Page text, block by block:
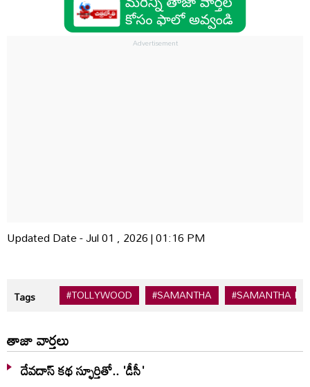
Updated Date - Jul 01 , 2026 | 01:16 PM
Tags #TOLLYWOOD #SAMANTHA #SAMANTHA
తాజా వార్తలు
దేవదాస్ కథ స్ఫూర్తితో.. 'డీసీ'